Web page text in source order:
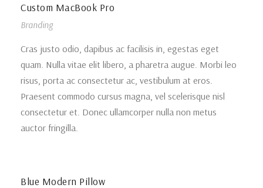
Custom MacBook Pro
Branding
Cras justo odio, dapibus ac facilisis in, egestas eget
quam. Nulla vitae elit libero, a pharetra augue. Morbi leo
risus, porta ac consectetur ac, vestibulum at eros.
Praesent commodo cursus magna, vel scelerisque nisl
consectetur et. Donec ullamcorper nulla non metus
auctor fringilla.
Blue Modern Pillow